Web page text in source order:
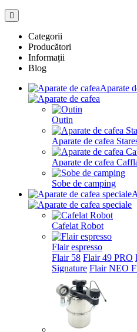
Categorii
Producători
Informații
Blog
Aparate
Outin
Aparate de cafea
Aparate de cafea
Sobe de camping
Cafelat Robot
Flair espresso
Flair 58 Flair 49 PRO
Signature Flair NEO